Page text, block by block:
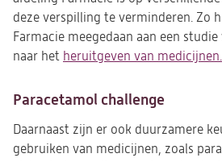
deze verspilling te verminderen. Zo
Farmacie meegedaan aan een
naar het heruitgeven van medicijnen.
Paracetamol challenge
Daarnaast zijn er ook duurzamere
gebruiken van medicijnen, zoals